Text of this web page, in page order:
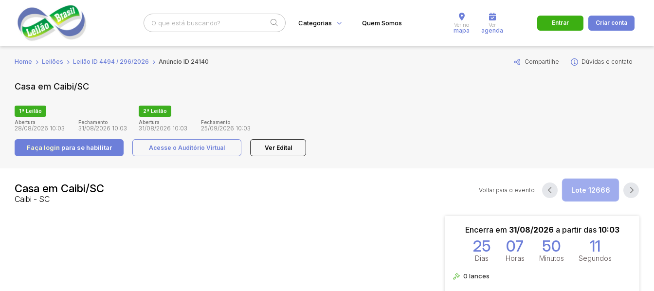
Busca por palavra-chave Categoria Cidade
Categorias Quem Somos Ver no
mapa
Ver
agenda
Entrar Criar conta
Home Leilões Leilão ID 4494 / 296/2026 Anúncio ID 24140 Compartilhe Dúvidas e contato
Casa em Caibi/SC
1ª Leilão
Abertura
28/08/2026 10:03
Fechamento
31/08/2026 10:03
2ª Leilão
Abertura
31/08/2026 10:03
Fechamento
25/09/2026 10:03
Faça login para se habilitar Acesse o Auditório Virtual Ver Edital
Casa em Caibi/SC
Caibi - SC
Voltar para o evento
Encerra em 31/08/2026 a partir das 10:03
25
Dias
07
Horas
50
Minutos
10
Segundos
0 lances